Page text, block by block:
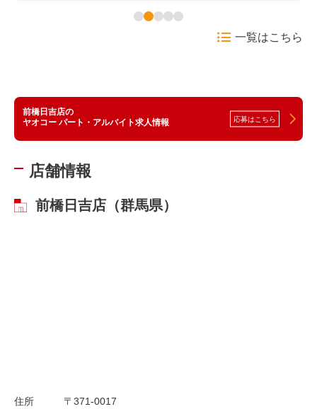
一覧はこちら
前橋日吉店の
ヤオコー パート・アルバイト求人情報
応募はこちら
店舗情報
前橋日吉店（群馬県）
住所 〒371-0017